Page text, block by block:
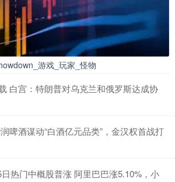
游戏_玩家_怪物
白宫：特朗普对乌克兰和俄罗斯达成协
啤酒谋动“白酒亿元品类”，金汉权首战打
热门中概股普涨 阿里巴巴涨5.10%，小